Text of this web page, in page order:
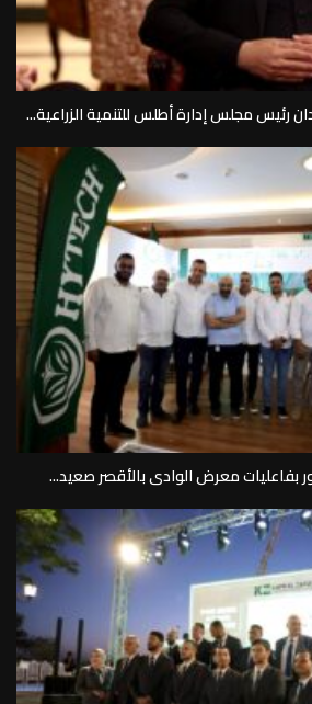
رئيس مجلس إدارة أطلس للتنمية الزراعية...
بفاعليات معرض الوادى بالأقصر صعيد...